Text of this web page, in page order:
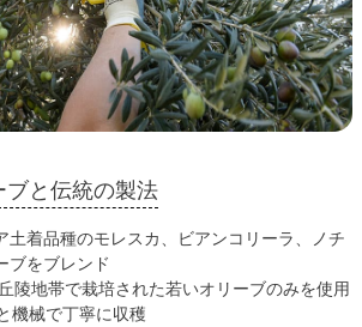
ブと伝統の製法
土着品種のモレスカ、ビアンコリーラ、ノチ
ブをブレンド
陵地帯で栽培された若いオリーブのみを使用
機械で丁寧に収穫